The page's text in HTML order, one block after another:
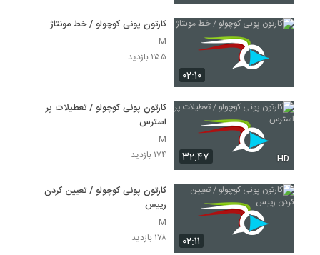
۰۲:۱۰
کارتون پونی کوچولو / خط مونتاژ
M
۲۵۵ بازدید
۳۲:۴۷ HD
کارتون پونی کوچولو / تعطیلات پر
استرس
M
۱۷۴ بازدید
۰۲:۱۱
کارتون پونی کوچولو / تعیین کردن
رییس
M
۱۷۸ بازدید